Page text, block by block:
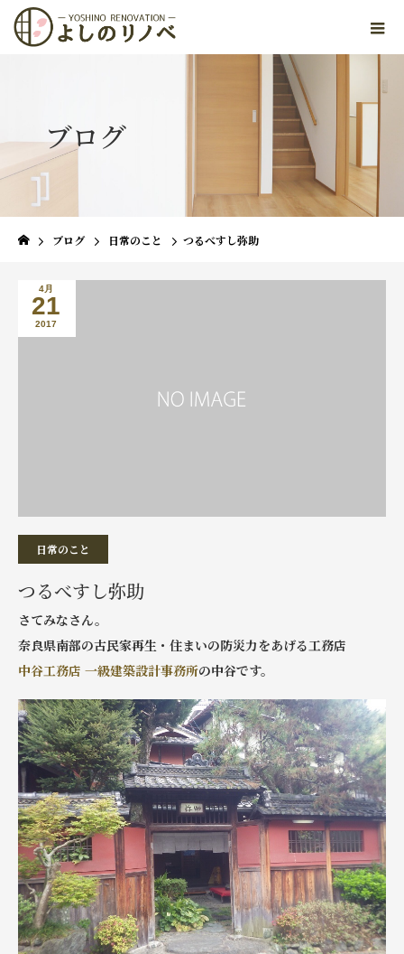
ブログ
ブログ 日常のこと つるべすし弥助
4月
21
2017
日常のこと
つるべすし弥助
さてみなさん。
奈良県南部の古民家再生・住まいの防災力をあげる工務店
中谷工務店 一級建築設計事務所の中谷です。